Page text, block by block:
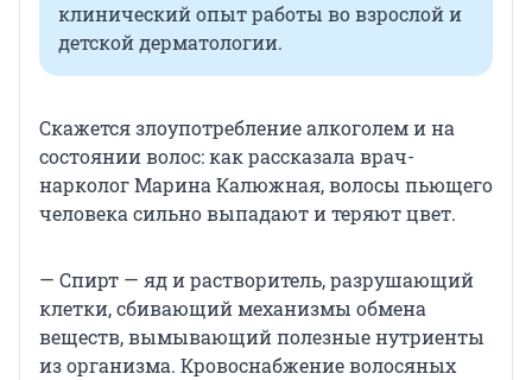
клинический опыт работы во взрослой и
детской дерматологии.
Скажется злоупотребление алкоголем и на
состоянии волос: как рассказала врач-
нарколог Марина Калюжная, волосы пьющего
человека сильно выпадают и теряют цвет.
— Спирт — яд и растворитель, разрушающий
клетки, сбивающий механизмы обмена
веществ, вымывающий полезные нутриенты
из организма. Кровоснабжение волосяных